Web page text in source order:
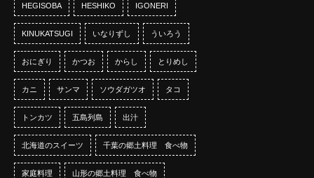
HEGISOBA HESHIKO IGONERI
KINUKATSUGI いなりずし ういろう
おにぎり かつお からし とりめし
カニ サンマ ソウダガツオ タコ
トンカツ 五島列島 出汁
北海道のスイーツ 千葉の郷土料理 食べ物
家庭料理 山形の郷土料理 食べ物